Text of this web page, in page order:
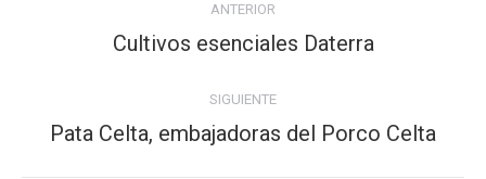
publicaciones
ANTERIOR
Publicación
Cultivos esenciales Daterra
SIGUIENTE
Publicación
Pata Celta, embajadoras del Porco Celta